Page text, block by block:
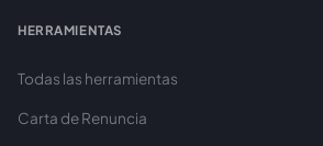
HERRAMIENTAS
Todas las herramientas
Carta de Renuncia